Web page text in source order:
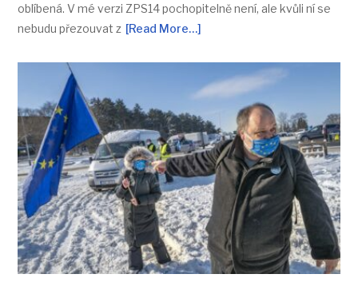
oblíbená. V mé verzi ZPS14 pochopitelně není, ale kvůli ní se
nebudu přezouvat z [Read More…]